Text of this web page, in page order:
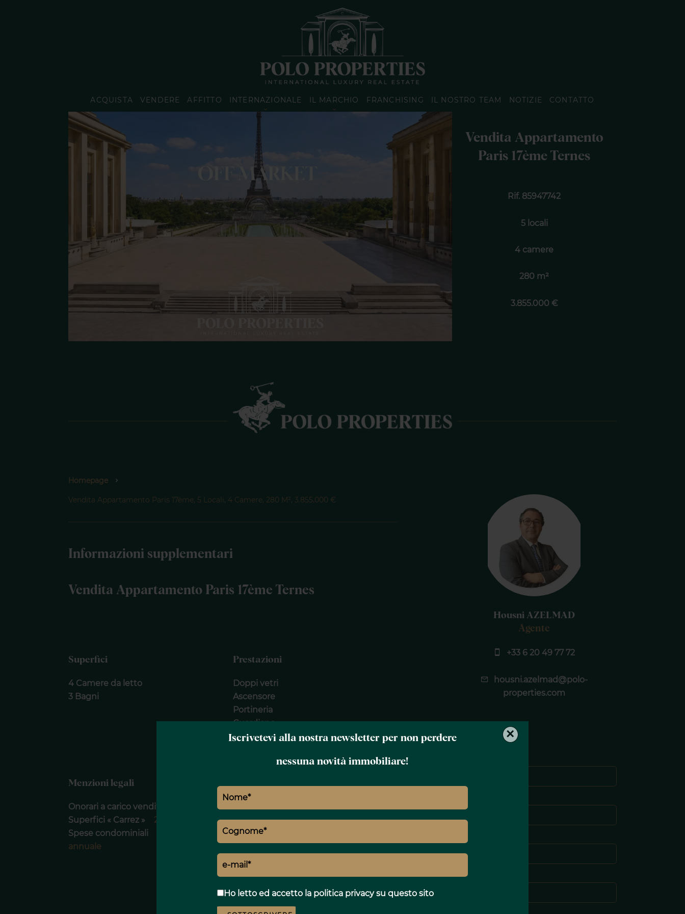
Iscrivetevi alla nostra newsletter per non perdere
nessuna novità immobiliare!
Ho letto ed accetto la politica privacysu questo sito
×
ACQUISTA VENDERE AFFITTO INTERNAZIONALE IL MARCHIO FRANCHISING IL NOSTRO TEAM NOTIZIE CONTATTO
Vendita Appartamento
Paris 17ème Ternes
Rif. 85947742
5 locali
4 camere
280 m²
3.855.000 €
Homepage
Vendita Appartamento Paris 17ème, 5 Locali, 4 Camere, 280 M², 3.855.000 €
Informazioni supplementari
Vendita Appartamento Paris 17ème Ternes
Superfici
4 Camere da letto
3 Bagni
Prestazioni
Doppi vetri
Ascensore
Portineria
Guardiano
Interfono
Menzioni legali
Onorari a carico venditore
Superfici « Carrez »
280 m²
Spese condominiali
annuale
Housni AZELMAD
Agente
+33 6 20 49 77 72
housni.azelmad@polo-
properties.com
Telefono *